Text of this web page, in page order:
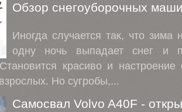
Обзор снегоуборочных
Иногда случается так, что зима
одну ночь выпадает снег и
красиво и
Но сугробы,...
Самосвал Volvo A40F -